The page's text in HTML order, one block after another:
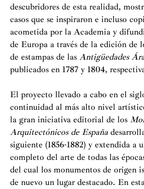
descubridores de esta realidad,
casos que se inspiraron e incluso
acometida por la Academia y
de Europa a través de la edición de
de estampas de las Antigüedades
publicados en 1787 y 1804,
El proyecto llevado a cabo en el
continuidad al más alto nivel
la gran iniciativa editorial de los
Arquitectónicos de España
siguiente (1856-1882) y extendida a
completo del arte de todas las
del cual los monumentos de origen
de nuevo un lugar destacado. En